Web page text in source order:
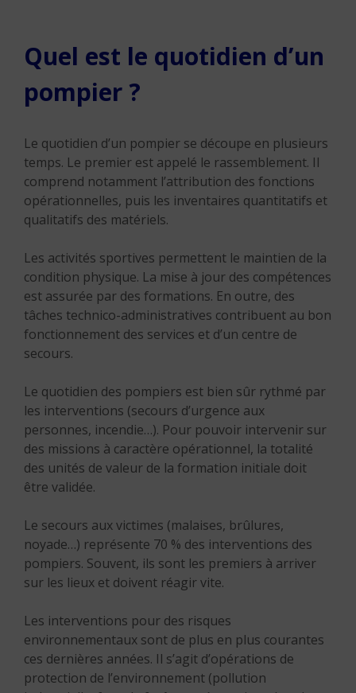
Quel est le quotidien d’un
pompier ?
Le quotidien d’un pompier se découpe en plusieurs
temps. Le premier est appelé le rassemblement. Il
comprend notamment l’attribution des fonctions
opérationnelles, puis les inventaires quantitatifs et
qualitatifs des matériels.
Les activités sportives permettent le maintien de la
condition physique. La mise à jour des compétences
est assurée par des formations. En outre, des
tâches technico-administratives contribuent au bon
fonctionnement des services et d’un centre de
secours.
Le quotidien des pompiers est bien sûr rythmé par
les interventions (secours d’urgence aux
personnes, incendie…). Pour pouvoir intervenir sur
des missions à caractère opérationnel, la totalité
des unités de valeur de la formation initiale doit
être validée.
Le secours aux victimes (malaises, brûlures,
noyade…) représente 70 % des interventions des
pompiers. Souvent, ils sont les premiers à arriver
sur les lieux et doivent réagir vite.
Les interventions pour des risques
environnementaux sont de plus en plus courantes
ces dernières années. Il s’agit d’opérations de
protection de l’environnement (pollution